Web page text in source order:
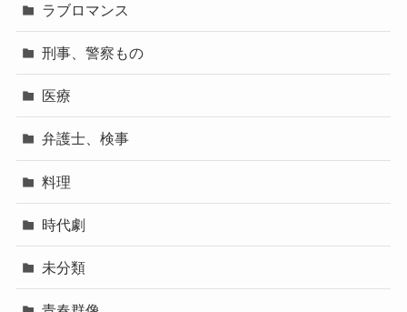
ラブロマンス
刑事、警察もの
医療
弁護士、検事
料理
時代劇
未分類